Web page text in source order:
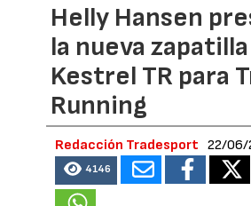
Helly Hansen
la nueva zapatilla
Kestrel TR para
Running
Redacción Tradesport 22/06/
4146